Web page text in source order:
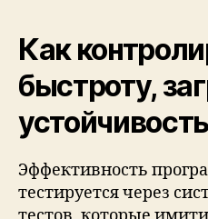
Как
быстроту,
устойчивость
Эффективность
тестируется через